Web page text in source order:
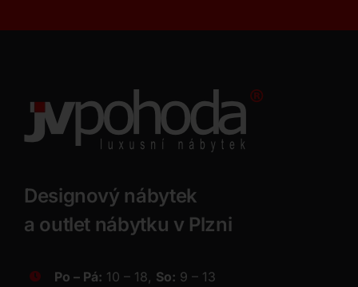
Designový nábytek
a outlet nábytku v Plzni
Po – Pá: 10 – 18, So: 9 – 13